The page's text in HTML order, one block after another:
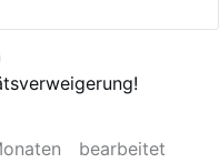
bearbeitet